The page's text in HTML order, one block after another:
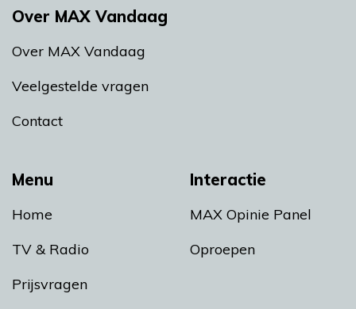
Menu
Home
TV & Radio
Prijsvragen
Interactie
MAX Opinie Panel
Oproepen
Over MAX Vandaag
Over MAX Vandaag
Veelgestelde vragen
Contact